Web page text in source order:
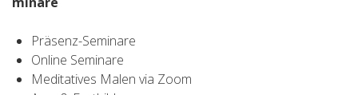
Präsenz-Seminare
Online Seminare
Meditatives Malen via Zoom